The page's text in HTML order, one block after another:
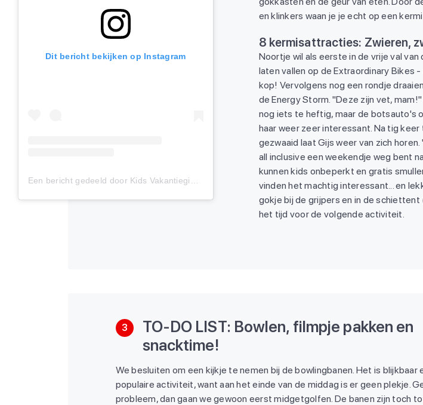
en klinkers waan je je echt op een
8 kermisattracties: Zwieren,
Noortje wil als eerste in de vrije val
laten vallen op de Extraordinary Bikes
kop! Vervolgens nog een rondje
de Energy Storm. "Deze zijn vet,
nog iets te heftig, maar de botsauto's
haar weer zeer interessant. Na tig
gezwaaid laat Gijs weer van zich
all inclusive een weekendje weg bent
kunnen kids onbeperkt en gratis
vinden het machtig interessant... en
gokje bij de grijpers en in de
het tijd voor de volgende activiteit.
Dit bericht bekijken op Instagram
3
TO-DO LIST: Bowlen, filmpje pakken en
snacktime!
We besluiten om een kijkje te nemen bij de bowlingbanen. Het is blijkbaar
populaire activiteit, want aan het einde van de middag is er geen plekje.
probleem, dan gaan we gewoon eerst midgetgolfen. De banen zijn toch